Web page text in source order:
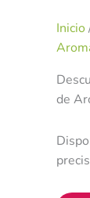
Inicio
de